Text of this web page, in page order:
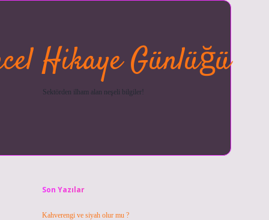
Hikaye Günlüğü
Sektörden ilham alan neşeli bilgiler!
Son Yazılar
Kahverengi ve siyah olur mu ?